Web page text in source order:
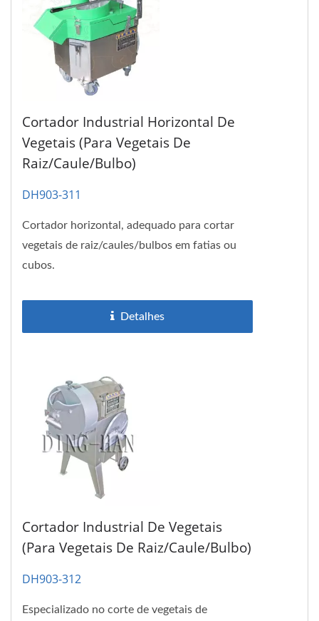
Cortador Industrial Horizontal De
Vegetais (para Vegetais De
Raiz/Caule/Bulbo)
DH903-311
Cortador horizontal, adequado para cortar
vegetais de raiz/caules/bulbos em fatias ou
cubos.
Detalhes
Cortador Industrial De Vegetais
(para Vegetais De Raiz/Caule/Bulbo)
DH903-312
Especializado no corte de vegetais de